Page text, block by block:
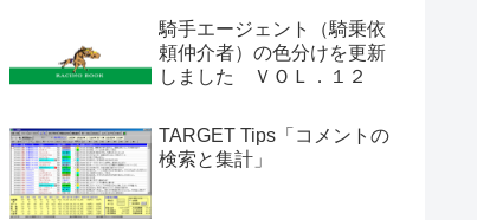
騎手エージェント（騎乗依
頼仲介者）の色分けを更新
しました ＶＯＬ．１２
TARGET Tips「コメントの
検索と集計」